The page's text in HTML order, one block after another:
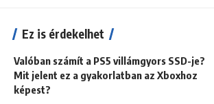
Ez is érdekelhet
Valóban számít a PS5 villámgyors SSD-je?
Mit jelent ez a gyakorlatban az Xboxhoz
képest?